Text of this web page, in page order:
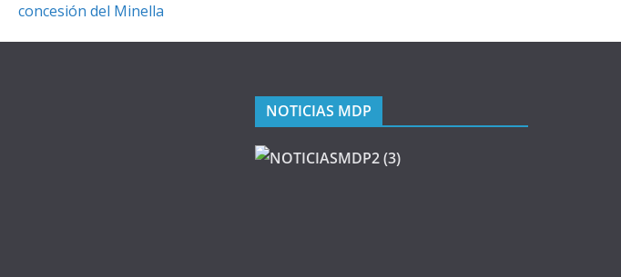
concesión del Minella
NOTICIAS MDP